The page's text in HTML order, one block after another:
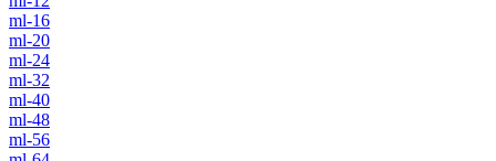
ml-16
ml-20
ml-24
ml-32
ml-40
ml-48
ml-56